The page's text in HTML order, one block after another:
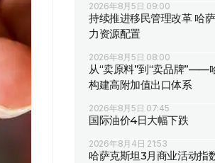
2026年8月5日 09:00
持续推进移民管理改革 哈
力资源配置
2026年8月5日 08:00
从“卖原料”到“卖品牌”——
构建高附加值出口体系
2026年8月5日 07:45
国际油价4日大幅下跌
2026年8月4日 21:53
哈萨克斯坦3月商业活动指